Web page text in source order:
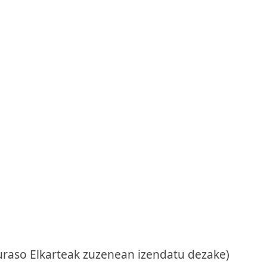
Elkarteak zuzenean izendatu dezake)